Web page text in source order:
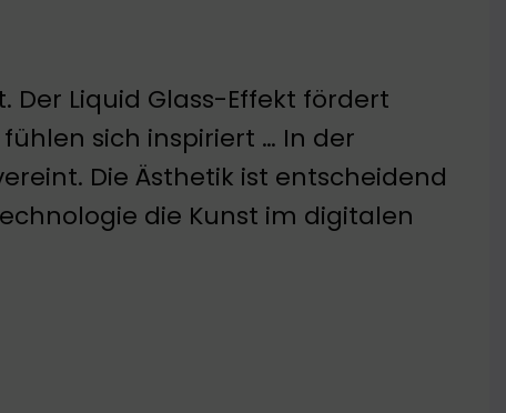
Der Liquid Glass-Effekt fördert
sich inspiriert … In der
Die Ästhetik ist entscheidend
die Kunst im digitalen